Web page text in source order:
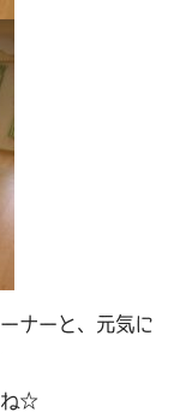
ナーと、元気に
ね☆